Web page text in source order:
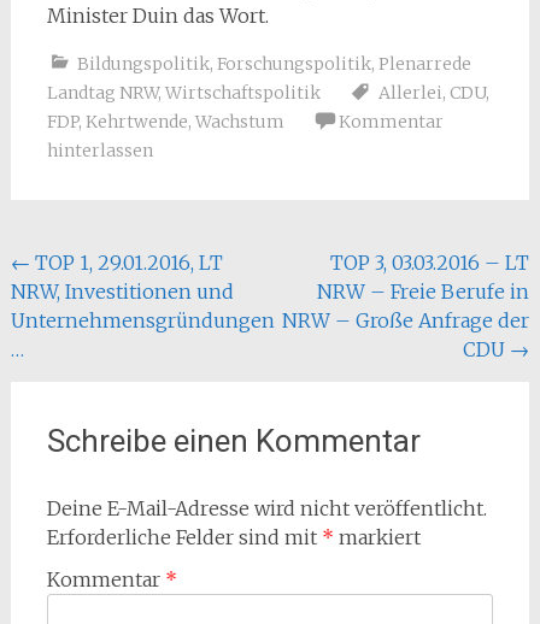
Minister Duin das Wort.
Bildungspolitik, Forschungspolitik, Plenarrede
Landtag NRW, Wirtschaftspolitik Allerlei, CDU,
FDP, Kehrtwende, Wachstum
Kommentar
hinterlassen
Beitragsnavigation
← TOP 1, 29.01.2016, LT
NRW, Investitionen und
Unternehmensgründungen
…
TOP 3, 03.03.2016 – LT
NRW – Freie Berufe in
NRW – Große Anfrage der
CDU →
Schreibe einen Kommentar
Deine E-Mail-Adresse wird nicht veröffentlicht.
Erforderliche Felder sind mit * markiert
Kommentar *